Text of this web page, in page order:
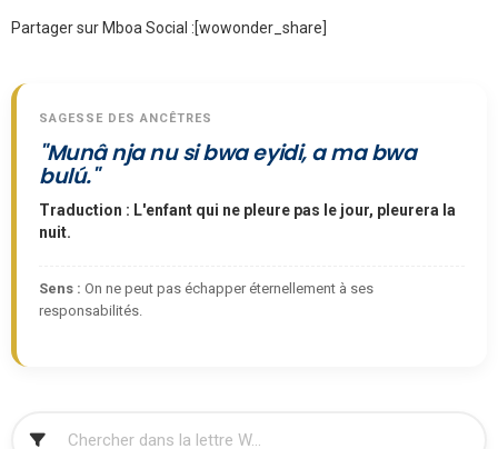
Partager sur Mboa Social :[wowonder_share]
SAGESSE DES ANCÊTRES
"Munâ nja nu si bwa eyidi, a ma bwa
bulú."
Traduction : L'enfant qui ne pleure pas le jour, pleurera la
nuit.
Sens : On ne peut pas échapper éternellement à ses
responsabilités.